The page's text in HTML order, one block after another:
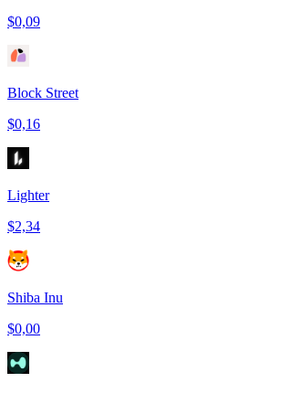
$0,09
Block Street
$0,16
Lighter
$2,34
Shiba Inu
$0,00